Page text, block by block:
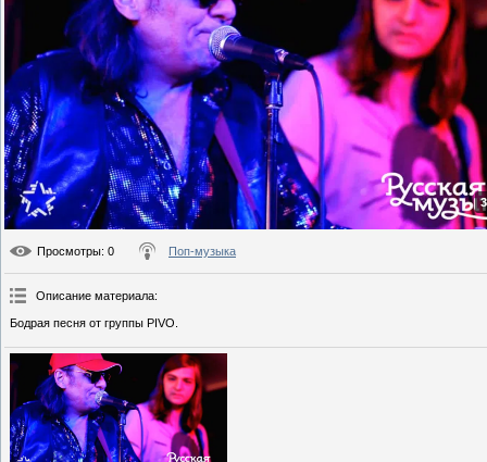
Просмотры: 0 Поп-музыка
Описание материала:
Бодрая песня от группы PIVO.